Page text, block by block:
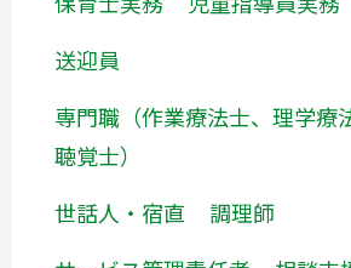
送迎員
専門職（作業療法士、理学療
聴覚士）
世話人・宿直
調理師